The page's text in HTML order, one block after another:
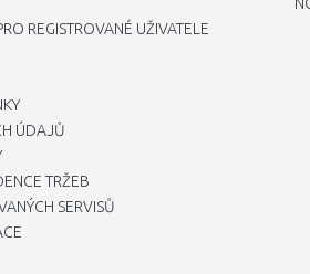
REGISTROVANÉ UŽIVATELE
ÚDAJŮ
TRŽEB
SERVISŮ